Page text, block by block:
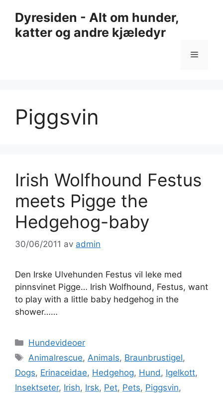
innhold
Dyresiden - Alt om hunder,
katter og andre kjæledyr
Meny
Piggsvin
Irish Wolfhound Festus
meets Pigge the
Hedgehog-baby
30/06/2011 av admin
Den Irske Ulvehunden Festus vil leke med
pinnsvinet Pigge… Irish Wolfhound, Festus, want
to play with a little baby hedgehog in the
shower……
Kategorier
Hundevideoer
Stikkord
Animalrescue, Animals, Braunbrustigel,
Dogs, Erinaceidae, Hedgehog, Hund , Igelkott,
Insektseter, Irish, Irsk, Pet, Pets, Piggsvin,